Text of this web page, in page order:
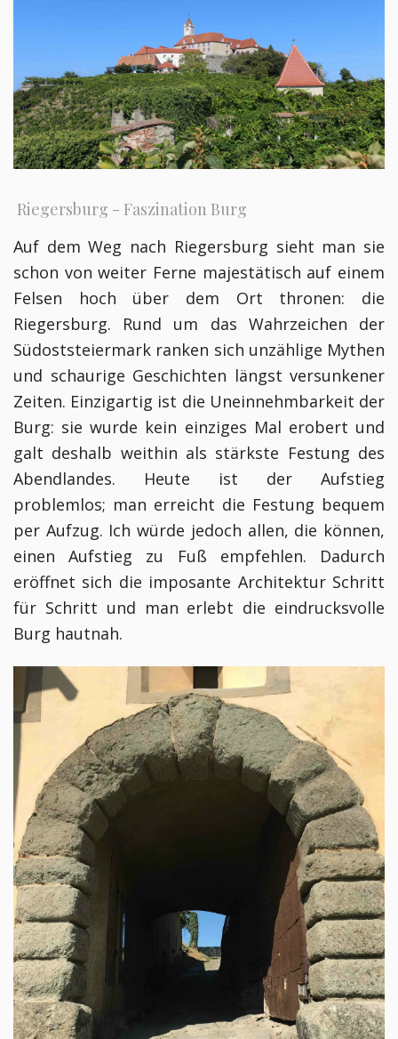
Riegersburg - Faszination Burg
Auf dem Weg nach Riegersburg sieht man sie
schon von weiter Ferne majestätisch auf einem
Felsen hoch über dem Ort thronen: die
Riegersburg. Rund um das Wahrzeichen der
Südoststeiermark ranken sich unzählige Mythen
und schaurige Geschichten längst versunkener
Zeiten. Einzigartig ist die Uneinnehmbarkeit der
Burg: sie wurde kein einziges Mal erobert und
galt deshalb weithin als stärkste Festung des
Abendlandes. Heute ist der Aufstieg
problemlos; man erreicht die Festung bequem
per Aufzug. Ich würde jedoch allen, die können,
einen Aufstieg zu Fuß empfehlen. Dadurch
eröffnet sich die imposante Architektur Schritt
für Schritt und man erlebt die eindrucksvolle
Burg hautnah.